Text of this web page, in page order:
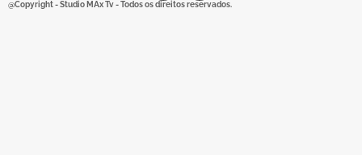
@Copyright - Studio MAx Tv - Todos os direitos reservados.